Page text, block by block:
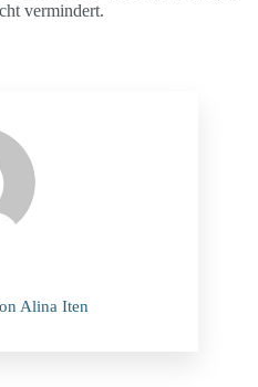
vermindert.
Alina Iten